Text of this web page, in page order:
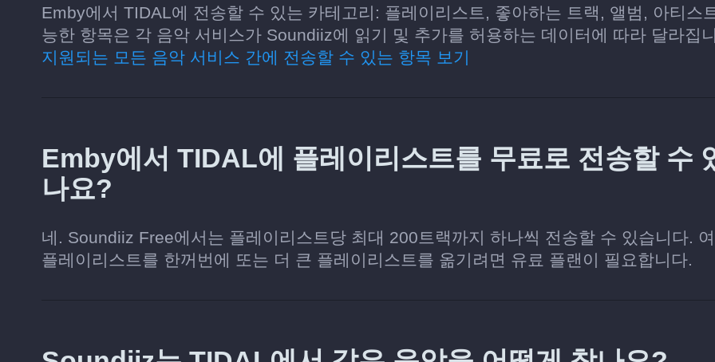
Emby에서 TIDAL에 전송할 수 있는 카테고리: 플레이리스트, 좋아하는 트랙, 앨범, 아티스
능한 항목은 각 음악 서비스가 Soundiiz에 읽기 및 추가를 허용하는 데이터에 따라 달라집
지원되는 모든 음악 서비스 간에 전송할 수 있는 항목 보기
Emby에서 TIDAL에 플레이리스트를 무료로 전송할 수
나요?
네. Soundiiz Free에서는 플레이리스트당 최대 200트랙까지 하나씩 전송할 수 있습니다.
플레이리스트를 한꺼번에 또는 더 큰 플레이리스트를 옮기려면 유료 플랜이 필요합니다.